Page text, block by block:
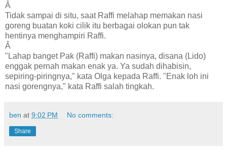
Â
Tidak sampai di situ, saat Raffi melahap memakan nasi
goreng buatan koki cilik itu berbagai olokan pun tak
hentinya menghampiri Raffi.
Â
"Lahap banget Pak (Raffi) makan nasinya, disana (Lido)
enggak pernah makan enak ya. Ya sudah dihabisin,
sepiring-piringnya," kata Olga kepada Raffi. "Enak loh ini
nasi gorengnya," kata Raffi salah tingkah.
ben at 9:02 PM No comments:
Share